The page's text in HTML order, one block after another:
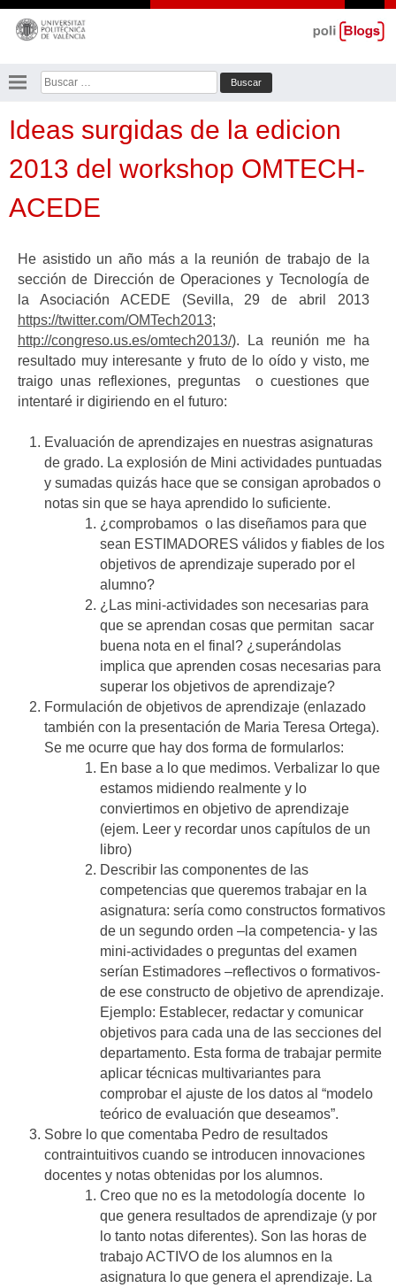
Saltar
contenido
Buscar:
Ideas surgidas de la edicion
2013 del workshop OMTECH-
ACEDE
He asistido un año más a la reunión de trabajo de la
sección de Dirección de Operaciones y Tecnología de
la Asociación ACEDE (Sevilla, 29 de abril 2013
https://twitter.com/OMTech2013;
http://congreso.us.es/omtech2013/). La reunión me ha
resultado muy interesante y fruto de lo oído y visto, me
traigo unas reflexiones, preguntas o cuestiones que
intentaré ir digiriendo en el futuro:
Evaluación de aprendizajes en nuestras asignaturas
de grado. La explosión de Mini actividades puntuadas
y sumadas quizás hace que se consigan aprobados o
notas sin que se haya aprendido lo suficiente.
¿comprobamos o las diseñamos para que
sean ESTIMADORES válidos y fiables de los
objetivos de aprendizaje superado por el
alumno?
¿Las mini-actividades son necesarias para
que se aprendan cosas que permitan sacar
buena nota en el final? ¿superándolas
implica que aprenden cosas necesarias para
superar los objetivos de aprendizaje?
Formulación de objetivos de aprendizaje (enlazado
también con la presentación de Maria Teresa Ortega).
Se me ocurre que hay dos forma de formularlos:
En base a lo que medimos. Verbalizar lo que
estamos midiendo realmente y lo
conviertimos en objetivo de aprendizaje
(ejem. Leer y recordar unos capítulos de un
libro)
Describir las componentes de las
competencias que queremos trabajar en la
asignatura: sería como constructos formativos
de un segundo orden –la competencia- y las
mini-actividades o preguntas del examen
serían Estimadores –reflectivos o formativos-
de ese constructo de objetivo de aprendizaje.
Ejemplo: Establecer, redactar y comunicar
objetivos para cada una de las secciones del
departamento. Esta forma de trabajar permite
aplicar técnicas multivariantes para
comprobar el ajuste de los datos al “modelo
teórico de evaluación que deseamos”.
Sobre lo que comentaba Pedro de resultados
contraintuitivos cuando se introducen innovaciones
docentes y notas obtenidas por los alumnos.
Creo que no es la metodología docente lo
que genera resultados de aprendizaje (y por
lo tanto notas diferentes). Son las horas de
trabajo ACTIVO de los alumnos en la
asignatura lo que genera el aprendizaje. La